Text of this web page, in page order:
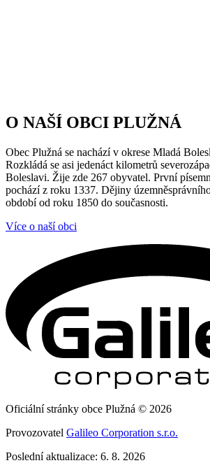
O NAŠÍ OBCI PLUŽNÁ
Obec Plužná se nachází v okrese Mladá
Rozkládá se asi jedenáct kilometrů
Boleslavi. Žije zde 267 obyvatel. První
pochází z roku 1337. Dějiny
období od roku 1850 do současnosti.
Více o naší obci
Oficiální stránky obce Plužná © 2026
Provozovatel Galileo Corporation s.r.o.
Poslední aktualizace: 6. 8. 2026